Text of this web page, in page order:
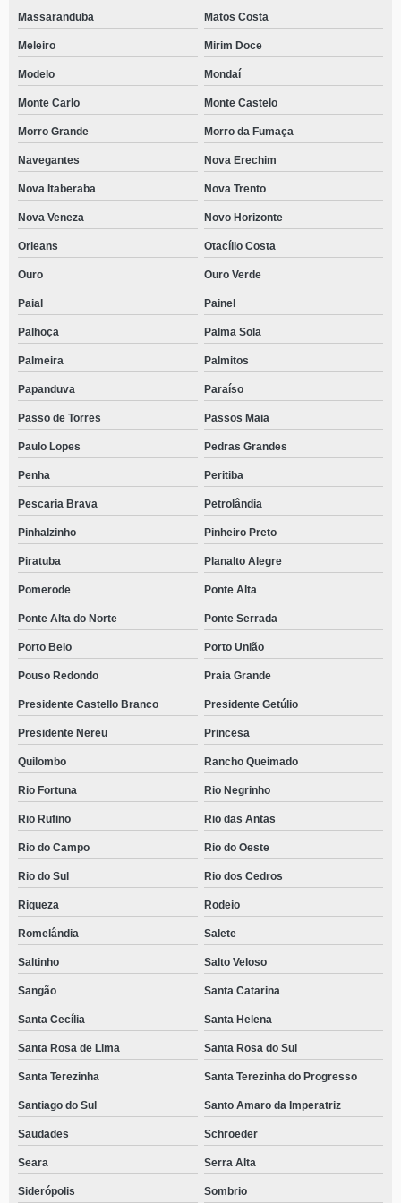
contato de centro para dependentes químicos perto de mim Erval Velho
centro para dependentes químicos próximo de mim telefone Cacupé
centro para dependentes químicos com atendimento médico Bela Vista
contato de centro para dependentes químicos e alcoólatras São Miguel do
Oeste
telefone de centro de internação para homens dependentes químicos
Cacupé
Massaranduba Matos Costa
Meleiro Mirim Doce
Modelo Mondaí
Monte Carlo Monte Castelo
Morro Grande Morro da Fumaça
Navegantes Nova Erechim
Nova Itaberaba Nova Trento
Nova Veneza Novo Horizonte
Orleans Otacílio Costa
Ouro Ouro Verde
Paial Painel
Palhoça Palma Sola
Palmeira Palmitos
Papanduva Paraíso
Passo de Torres Passos Maia
Paulo Lopes Pedras Grandes
Penha Peritiba
Pescaria Brava Petrolândia
Pinhalzinho Pinheiro Preto
Piratuba Planalto Alegre
Pomerode Ponte Alta
Ponte Alta do Norte Ponte Serrada
Porto Belo Porto União
Pouso Redondo Praia Grande
Presidente Castello Branco Presidente Getúlio
Presidente Nereu Princesa
Quilombo Rancho Queimado
Rio Fortuna Rio Negrinho
Rio Rufino Rio das Antas
Rio do Campo Rio do Oeste
Rio do Sul Rio dos Cedros
Riqueza Rodeio
Romelândia Salete
Saltinho Salto Veloso
Sangão Santa Catarina
Santa Cecília Santa Helena
Santa Rosa de Lima Santa Rosa do Sul
Santa Terezinha Santa Terezinha do Progresso
Santiago do Sul Santo Amaro da Imperatriz
Saudades Schroeder
Seara Serra Alta
Siderópolis Sombrio